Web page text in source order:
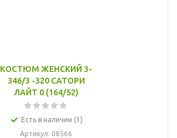
КОСТЮМ ЖЕНСКИЙ 3-
346/3 -320 САТОРИ
ЛАЙТ 0 (164/52)
Есть в наличии (1)
Артикул: 08566